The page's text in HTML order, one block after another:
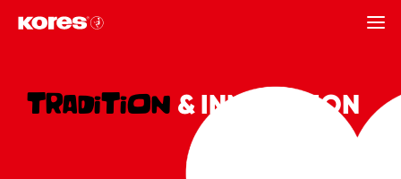
TRADITION & INNOVATION